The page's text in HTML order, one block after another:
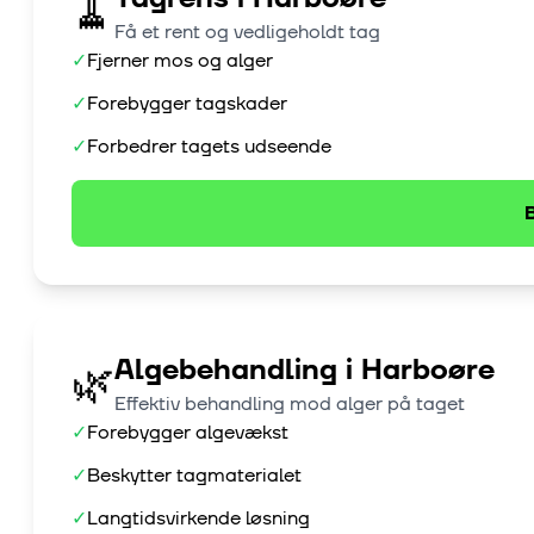
🧹 Få et rent og vedligeholdt tag
✓Fjerner mos og alger
✓Forebygger tagskader
✓Forbedrer tagets udseende
🌿Algebehandling i Harboøre
Effektiv behandling mod alger på taget
✓Forebygger algevækst
✓Beskytter tagmaterialet
✓Langtidsvirkende løsning